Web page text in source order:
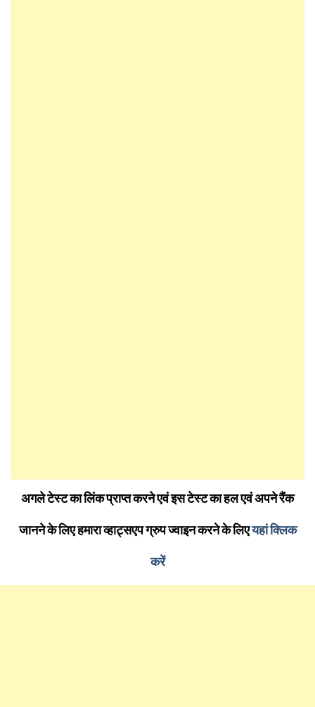
अगले टेस्ट का लिंक प्राप्त करने एवं इस टेस्ट का हल एवं अपने रैंक
जानने के लिए हमारा व्हाट्सएप ग्रुप ज्वाइन करने के लिएयहां क्लिक
करें